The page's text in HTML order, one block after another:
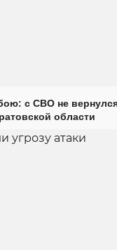
с СВО не
области